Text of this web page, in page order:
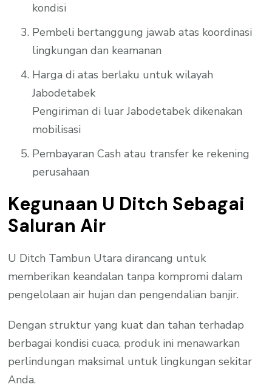
kondisi
Pembeli bertanggung jawab atas koordinasi
lingkungan dan keamanan
Harga di atas berlaku untuk wilayah
Jabodetabek
Pengiriman di luar Jabodetabek dikenakan
mobilisasi
Pembayaran Cash atau transfer ke rekening
perusahaan
Kegunaan U Ditch Sebagai
Saluran Air
U Ditch Tambun Utara dirancang untuk
memberikan keandalan tanpa kompromi dalam
pengelolaan air hujan dan pengendalian banjir.
Dengan struktur yang kuat dan tahan terhadap
berbagai kondisi cuaca, produk ini menawarkan
perlindungan maksimal untuk lingkungan sekitar
Anda.